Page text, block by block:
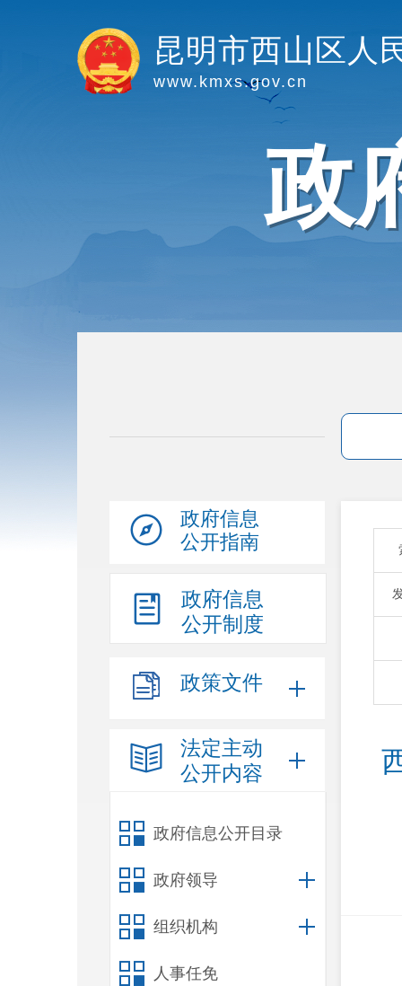
昆明市西山区人
www.kmxs.gov.cn
政
政府信息
公开指南
政府信息
公开制度
政策文件
法定主动
公开内容
政府信息公开目录
政府领导
组织机构
人事任免